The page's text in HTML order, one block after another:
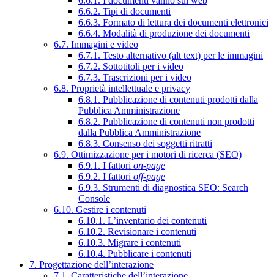
6.6.2. Tipi di documenti
6.6.3. Formato di lettura dei documenti elettronici
6.6.4. Modalità di produzione dei documenti
6.7. Immagini e video
6.7.1. Testo alternativo (alt text) per le immagini
6.7.2. Sottotitoli per i video
6.7.3. Trascrizioni per i video
6.8. Proprietà intellettuale e privacy
6.8.1. Pubblicazione di contenuti prodotti dalla
Pubblica Amministrazione
6.8.2. Pubblicazione di contenuti non prodotti
dalla Pubblica Amministrazione
6.8.3. Consenso dei soggetti ritratti
6.9. Ottimizzazione per i motori di ricerca (SEO)
6.9.1. I fattori on-page
6.9.2. I fattori off-page
6.9.3. Strumenti di diagnostica SEO: Search
Console
6.10. Gestire i contenuti
6.10.1. L’inventario dei contenuti
6.10.2. Revisionare i contenuti
6.10.3. Migrare i contenuti
6.10.4. Pubblicare i contenuti
7. Progettazione dell’interazione